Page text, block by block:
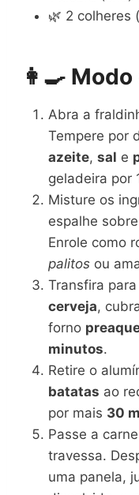
🌿 2 colheres
👩‍🍳
Abra a
Tempere por
azeite,sal e
geladeira por
Misture os
espalhe
Enrole como
palitos ou
Transfira
cerveja,
forno
minutos.
Retire o
batatas ao
por mais 30
Passe a
travessa.
uma panela,